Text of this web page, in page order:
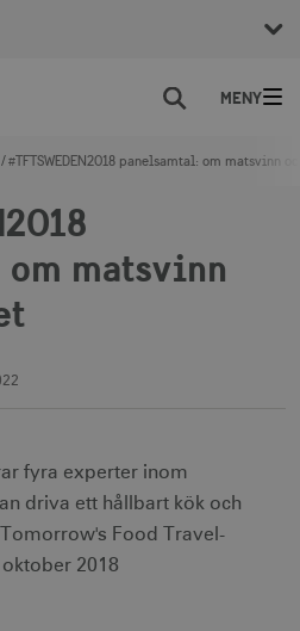
Sök
#TFTSWEDEN2018 panelsamtal: om matsvinn
matsvinn
fyra experter inom
driva ett hållbart kök och
Food Travel-
2018